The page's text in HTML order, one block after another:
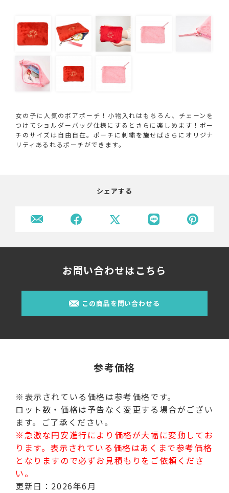
女の子に人気のボアポーチ！小物入れはもちろん、チェーンを
つけてショルダーバッグ仕様にするとさらに楽しめます！ポー
チのサイズは自由自在。ポーチに刺繍を施せばさらにオリジナ
リティあるれるポーチができます。
シェアする
お問い合わせはこちら
この商品を問い合わせる
参考価格
※表示されている価格は参考価格です。
ロット数・価格は予告なく変更する場合がござい
ます。ご了承ください。
※急激な円安進行により価格が大幅に変動してお
ります。表示されている価格はあくまで参考価格
となりますので必ずお見積もりをご依頼くださ
い。
更新日：2026年6月